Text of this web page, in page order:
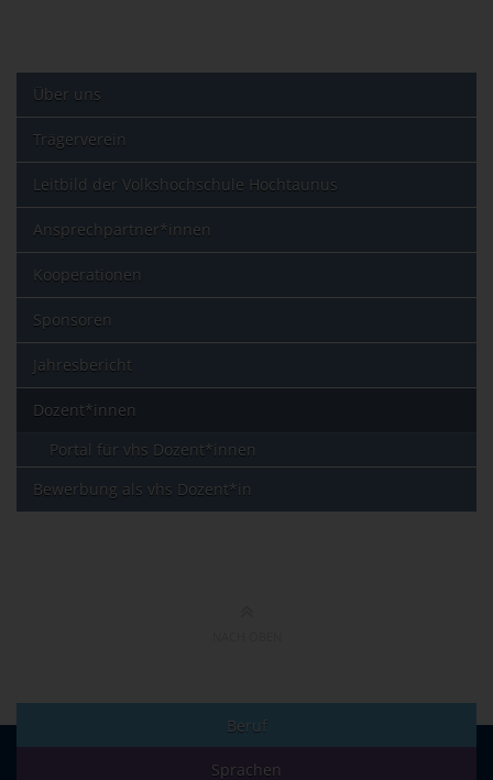
Über uns
Trägerverein
Leitbild der Volkshochschule Hochtaunus
Ansprechpartner*innen
Kooperationen
Sponsoren
Jahresbericht
Dozent*innen
Portal für vhs Dozent*innen
Bewerbung als vhs Dozent*in
Beruf
Sprachen